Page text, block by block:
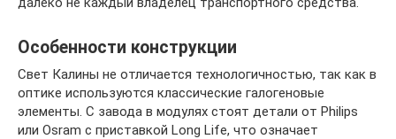
Особенности конструкции
Свет Калины не отличается технологичностью, так как в
оптике используются классические галогеновые
элементы. С завода в модулях стоят детали от Philips
или Osram с приставкой Long Life, что означает